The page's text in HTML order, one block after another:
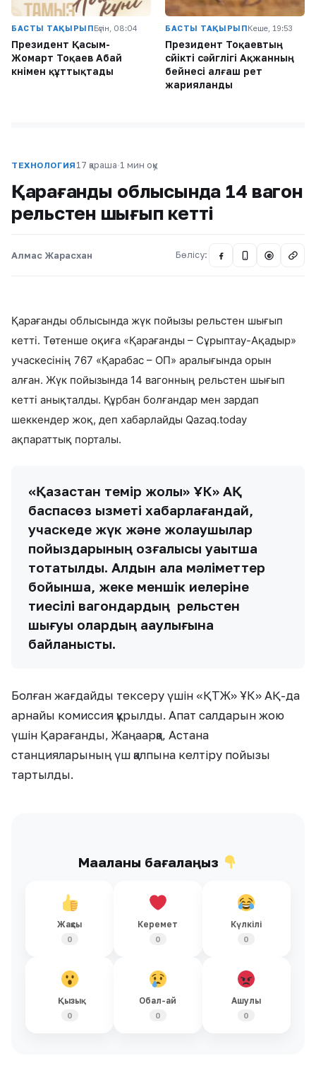
БАСТЫ ТАҚЫРЫПБүгін, 08:04
Президент Қасым-
Жомарт Тоқаев Абай
күнімен құттықтады
БАСТЫ ТАҚЫРЫПКеше, 19:53
Президент Тоқаевтың
сүйікті сәйгүлігі Ақжанның
бейнесі алғаш рет
жарияланды
ТЕХНОЛОГИЯ 17 қараша·1 мин оқу
Қарағанды облысында 14 вагон
рельстен шығып кетті
Алмас Жарасхан Бөлісу: @
Қарағанды облысында жүк пойызы рельстен шығып
кетті. Төтенше оқиға «Қарағанды – Сұрыптау-Ақадыр»
учаскесінің 767 «Қарабас – ОП» аралығында орын
алған. Жүк пойызында 14 вагонның рельстен шығып
кетті анықталды. Құрбан болғандар мен зардап
шеккендер жоқ, деп хабарлайды Qazaq.today
ақпараттық порталы.
«Қазақстан темір жолы» ҰК» АҚ
баспасөз қызметі хабарлағандай,
учаскеде жүк және жолаушылар
пойыздарының қозғалысы уақытша
тоқтатылды. Алдын ала мәліметтер
бойынша, жеке меншік иелеріне
тиесілі вагондардың рельстен
шығуы олардың ақаулығына
байланысты.
Болған жағдайды тексеру үшін «ҚТЖ» ҰК» АҚ-да
арнайы комиссия құрылды. Апат салдарын жою
үшін Қарағанды, Жаңаарқа, Астана
станцияларының үш қалпына келтіру пойызы
тартылды.
Мақаланы бағалаңыз
Жақсы
0
Керемет
0
Күлкілі
0
Қызық
0
Обал-ай
0
Ашулы
0